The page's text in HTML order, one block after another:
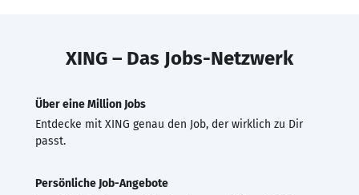
XING – Das Jobs-Netzwerk
Über eine Million Jobs
Entdecke mit XING genau den Job, der wirklich zu Dir
passt.
Persönliche Job-Angebote